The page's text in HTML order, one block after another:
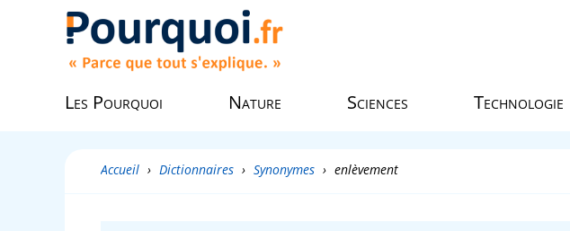
Les Pourquoi Nature Sciences Technologie
Accueil › Dictionnaires › Synonymes › enlèvement